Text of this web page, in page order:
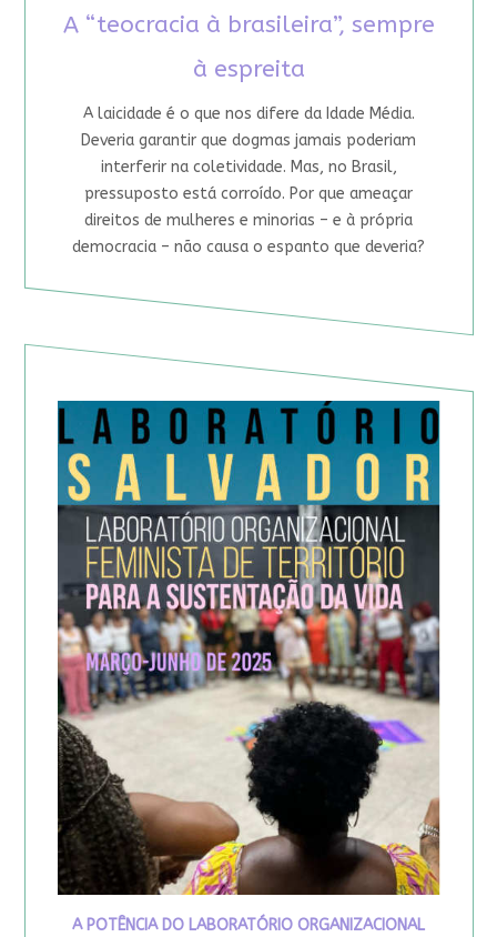
A “teocracia à brasileira”, sempre
à espreita
A laicidade é o que nos difere da Idade Média.
Deveria garantir que dogmas jamais poderiam
interferir na coletividade. Mas, no Brasil,
pressuposto está corroído. Por que ameaçar
direitos de mulheres e minorias – e à própria
democracia – não causa o espanto que deveria?
A POTÊNCIA DO LABORATÓRIO ORGANIZACIONAL